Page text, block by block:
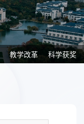
教学改革 科学获奖